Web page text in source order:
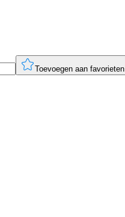
Toevoegen aan favorieten